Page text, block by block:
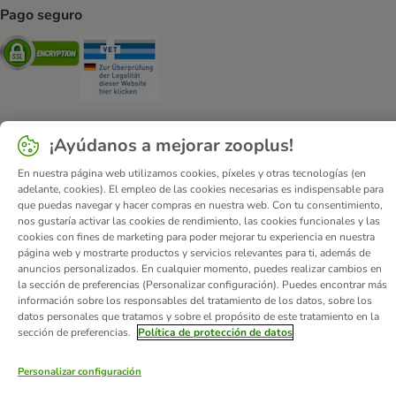
Pago seguro
Security
Condiciones comerciales generales
DSA
Formulario de desistimiento
Contacto
Gastos de envío y plazo de entrega
Formas de pago
Programa de afiliación
Protección de datos
Declaración de accesibilidad
© zooplus SE2026
¡Ayúdanos a mejorar zooplus!
En nuestra página web utilizamos cookies, píxeles y otras tecnologías (en
adelante, cookies). El empleo de las cookies necesarias es indispensable para
que puedas navegar y hacer compras en nuestra web. Con tu consentimiento,
nos gustaría activar las cookies de rendimiento, las cookies funcionales y las
cookies con fines de marketing para poder mejorar tu experiencia en nuestra
página web y mostrarte productos y servicios relevantes para ti, además de
anuncios personalizados. En cualquier momento, puedes realizar cambios en
la sección de preferencias (Personalizar configuración). Puedes encontrar más
información sobre los responsables del tratamiento de los datos, sobre los
datos personales que tratamos y sobre el propósito de este tratamiento en la
sección de preferencias.
Política de protección de datos
Personalizar configuración